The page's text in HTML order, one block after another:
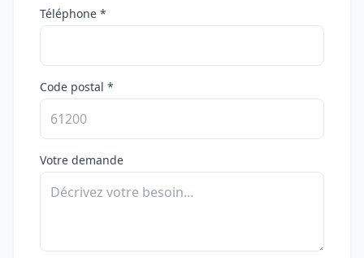
Téléphone *
Code postal *
Votre demande